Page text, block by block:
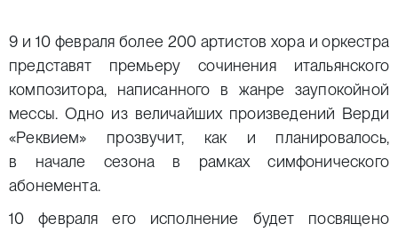
9 и 10 февраля более 200 артистов хора и оркестра
представят премьеру сочинения итальянского
композитора, написанного в жанре заупокойной
мессы. Одно из величайших произведений Верди
«Реквием» прозвучит, как и планировалось,
в начале сезона в рамках симфонического
абонемента.
10 февраля его исполнение будет посвящено